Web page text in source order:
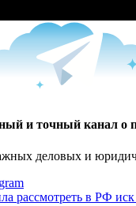
и точный канал о
деловых и
рассмотреть в РФ